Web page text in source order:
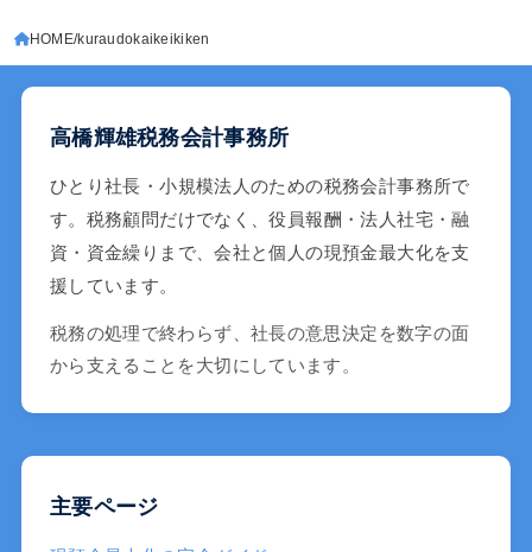
HOME kuraudokaikeikiken
高橋輝雄税務会計事務所
ひとり社長・小規模法人のための税務会計事務所で
す。税務顧問だけでなく、役員報酬・法人社宅・融
資・資金繰りまで、会社と個人の現預金最大化を支
援しています。
税務の処理で終わらず、社長の意思決定を数字の面
から支えることを大切にしています。
主要ページ